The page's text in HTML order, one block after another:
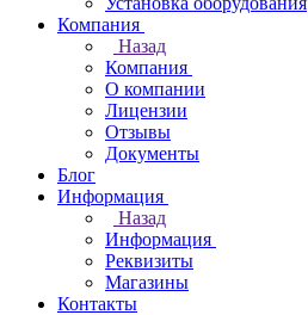
Компания
Назад
Компания
О компании
Лицензии
Отзывы
Документы
Блог
Информация
Назад
Информация
Реквизиты
Магазины
Контакты